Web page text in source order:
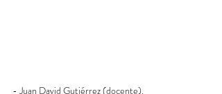
- Juan David Gutiérrez (docente).